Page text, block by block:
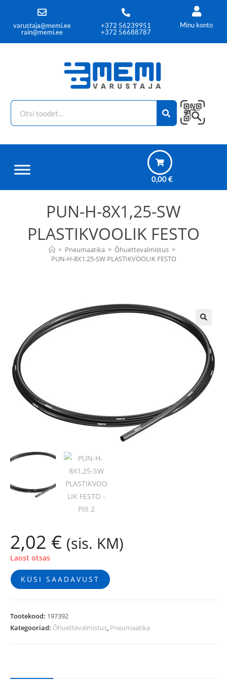
varustaja@memi.ee
rain@memi.ee
+372 56239951
+372 56688787
Minu konto
0,00€
PUN-H-8X1,25-SW
PLASTIKVOOLIK FESTO
> Pneumaatika > Õhuettevalmistus >
PUN-H-8X1,25-SW PLASTIKVOOLIK FESTO
🔍
2,02 € (sis. KM)
Laost otsas
KÜSI SAADAVUST
Tootekood: 197392
Kategooriad: Õhuettevalmistus, Pneumaatika